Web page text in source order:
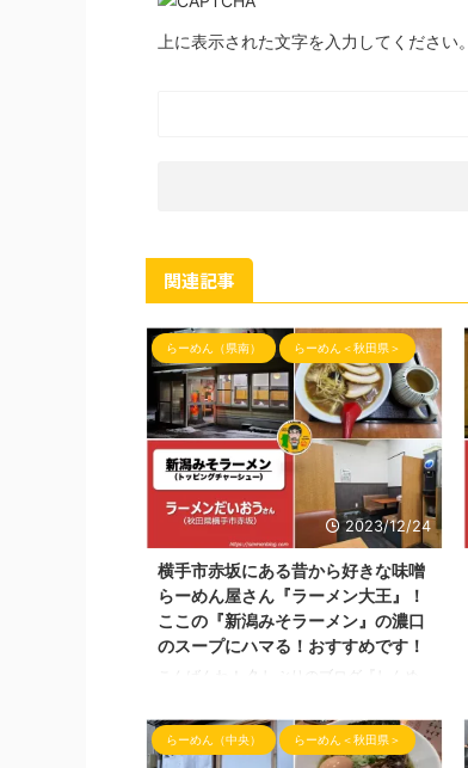
上に表示された文字を入力してください。
関連記事
らーめん（県南） らーめん＜秋田県＞
2023/12/24
横手市赤坂にある昔から好きな味噌
らーめん屋さん『ラーメン大王』！
ここの『新潟みそラーメン』の濃口
のスープにハマる！おすすめです！
こんばんわ！ 久しぶりのブログ『しんめ
手市赤坂にございますラーメン屋さんへご
訪問させて頂きました！ 数年前、横手市
らーめん（中央） らーめん＜秋田県＞